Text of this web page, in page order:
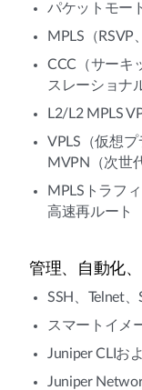
パケットモー
MPLS（RSVP
CCC（サーキ
スレーショナ
L2/L2 MPLS
VPLS（仮想
MVPN（次世
MPLSトラフ
高速再ルート
管理、自動化
SSH、Telnet
スマートイメ
Juniper CLIお
Juniper